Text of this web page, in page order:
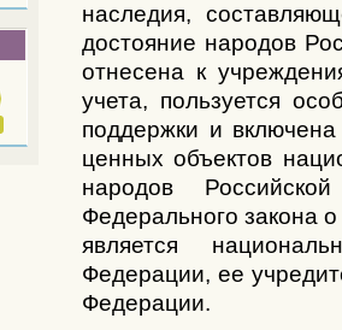
наследия,
достояние народов
отнесена к
учета, пользуется
поддержки и
ценных объектов
народов
Федерального закона
является
Федерации, ее
Федерации.